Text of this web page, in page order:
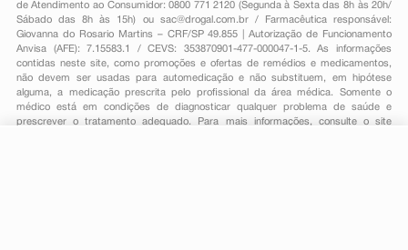
de Atendimento ao Consumidor: 0800 771 2120 (Segunda à Sexta das 8h às 20h/
Sábado das 8h às 15h) ou sac@drogal.com.br/ Farmacêutica responsável:
Giovanna do Rosario Martins – CRF/SP 49.855 | Autorização de Funcionamento
Anvisa (AFE): 7.15583.1 / CEVS: 353870901-477-000047-1-5. As informações
contidas neste site, como promoções e ofertas de remédios e medicamentos,
não devem ser usadas para automedicação e não substituem, em hipótese
alguma, a medicação prescrita pelo profissional da área médica. Somente o
médico está em condições de diagnosticar qualquer problema de saúde e
prescrever o tratamento adequado. Para mais informações, consulte o site